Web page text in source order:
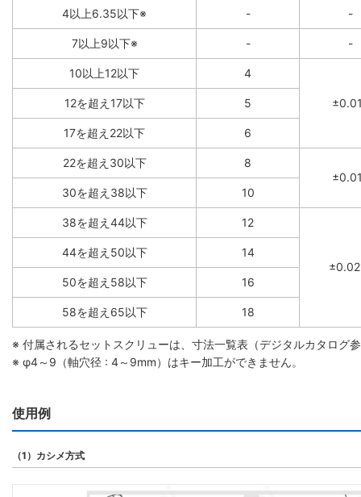
4以上6.35以下※ - -
7以上9以下※ - -
10以上12以下 4
12を超え17以下 5
17を超え22以下 6
22を超え30以下
8
30を超え38以下
10
38を超え44以下 12
44を超え50以下 14
50を超え58以下 16
58を超え65以下 18
※ 付属されるセットスクリューは、寸法一覧表（デジタルカタログ
※ φ4～9（軸穴径 : 4～9mm）はキー加工ができません。
使用例
（1）カシメ方式